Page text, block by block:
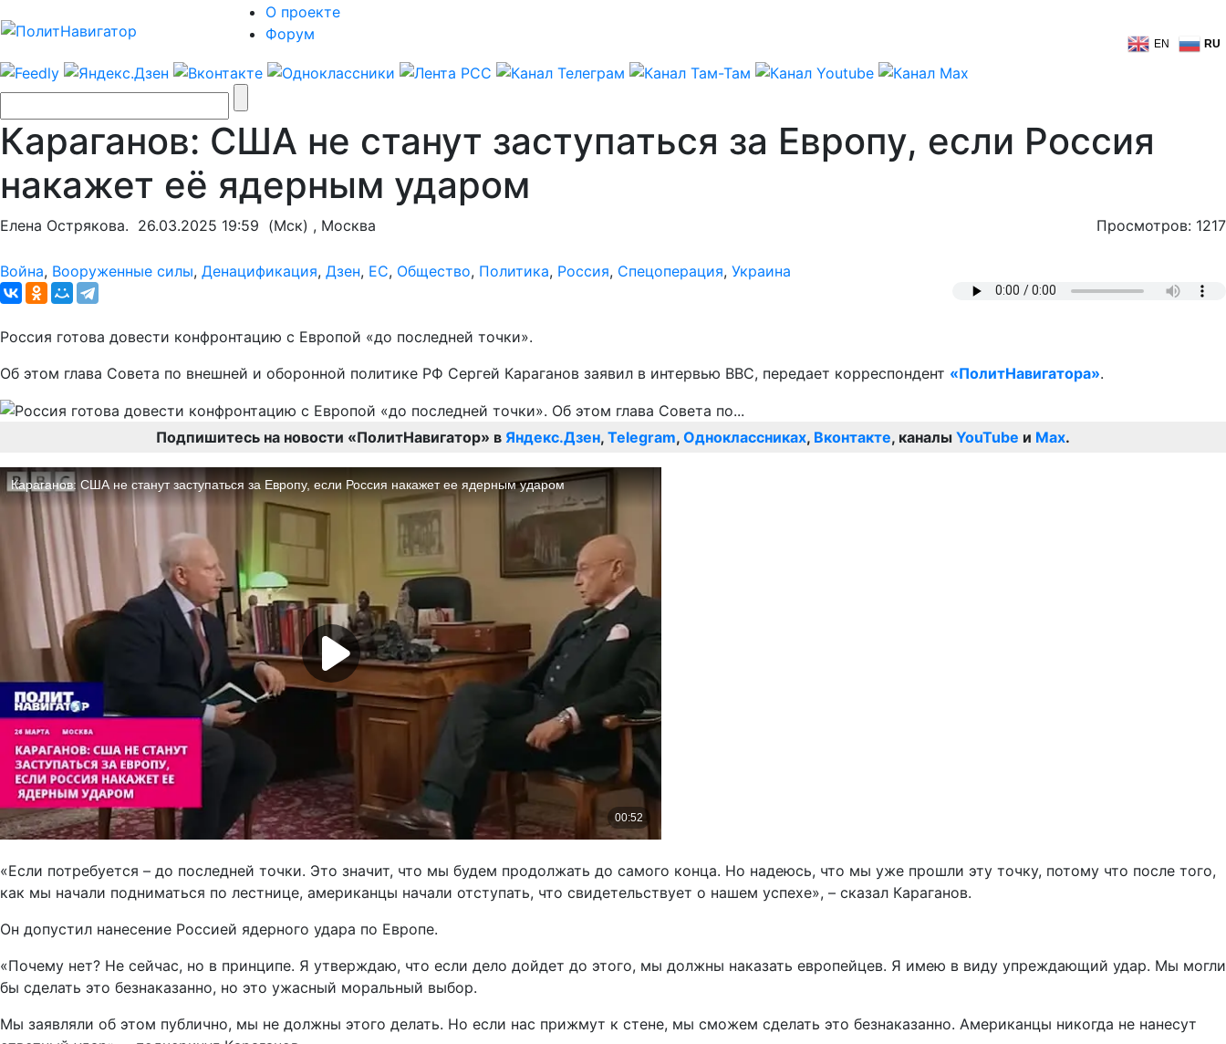
О проекте
Форум
EN RU
Караганов: США не станут заступаться за Европу, если Россия
накажет её ядерным ударом
Елена Острякова. 26.03.2025 19:59 (Мск) , Москва Просмотров: 1217
Война, Вооруженные силы, Денацификация, Дзен, ЕС, Общество, Политика, Россия, Спецоперация, Украина
Россия готова довести конфронтацию с Европой «до последней точки».
Об этом глава Совета по внешней и оборонной политике РФ Сергей Караганов заявил в интервью ВВС, передает корреспондент «ПолитНавигатора».
Подпишитесь на новости «ПолитНавигатор» в Яндекс.Дзен, Telegram, Одноклассниках, Вконтакте, каналы YouTube и Max.
«Если потребуется – до последней точки. Это значит, что мы будем продолжать до самого конца. Но надеюсь, что мы уже прошли эту точку, потому что после того,
как мы начали подниматься по лестнице, американцы начали отступать, что свидетельствует о нашем успехе», – сказал Караганов.
Он допустил нанесение Россией ядерного удара по Европе.
«Почему нет? Не сейчас, но в принципе. Я утверждаю, что если дело дойдет до этого, мы должны наказать европейцев. Я имею в виду упреждающий удар. Мы могли
бы сделать это безнаказанно, но это ужасный моральный выбор.
Мы заявляли об этом публично, мы не должны этого делать. Но если нас прижмут к стене, мы сможем сделать это безнаказанно. Американцы никогда не нанесут